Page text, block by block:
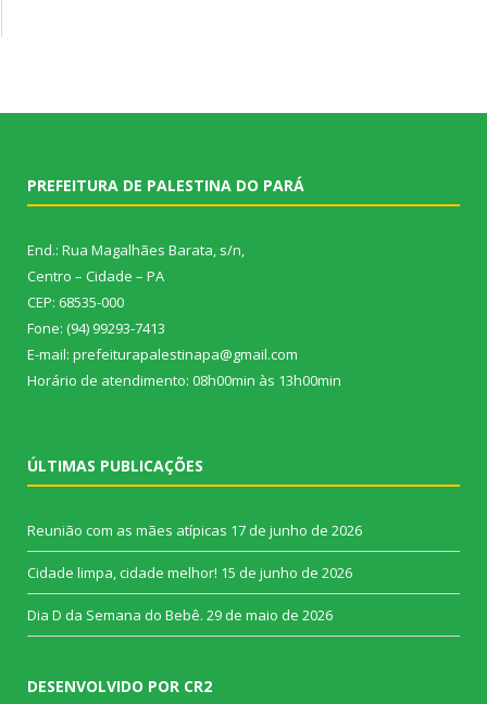
PREFEITURA DE PALESTINA DO PARÁ
End.: Rua Magalhães Barata, s/n,
Centro – Cidade – PA
CEP: 68535-000
Fone: (94) 99293-7413
E-mail: prefeiturapalestinapa@gmail.com
Horário de atendimento: 08h00min às 13h00min
ÚLTIMAS PUBLICAÇÕES
Reunião com as mães atípicas 17 de junho de 2026
Cidade limpa, cidade melhor! 15 de junho de 2026
Dia D da Semana do Bebê. 29 de maio de 2026
DESENVOLVIDO POR CR2